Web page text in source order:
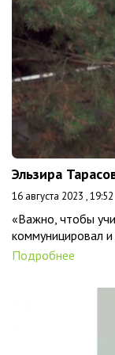
Эльзира
16 августа 2023 , 19:52
«Важно, чтобы
коммуницировал и
Подробнее